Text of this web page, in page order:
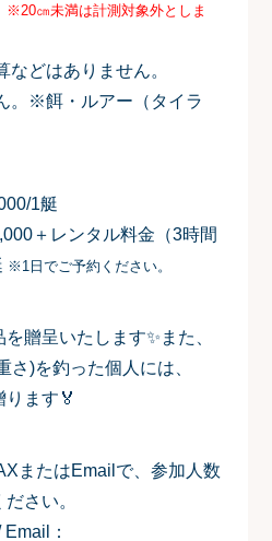
※20㎝未満は計測対象外としま
どはありません。
。※餌・ルアー（タイラ
1艇
＋レンタル料金（3時間
※1日でご予約ください。
贈呈いたします✨また、
さ)を釣った個人には、
ります🏅
またはEmailで、参加人数
さい。
：